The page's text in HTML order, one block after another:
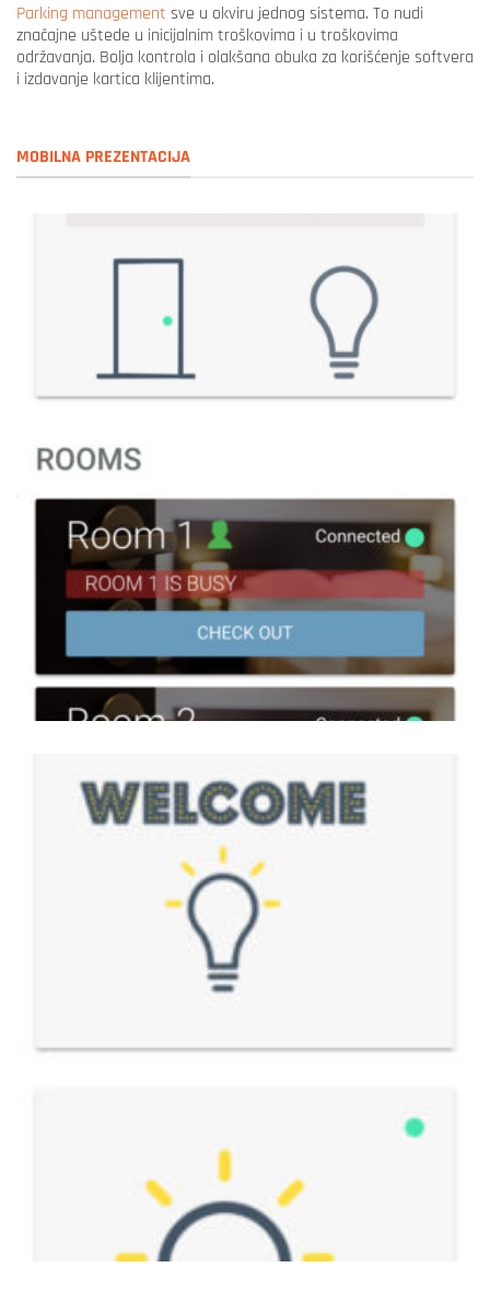
Parking management sve u okviru jednog sistema. To nudi
značajne uštede u inicijalnim troškovima i u troškovima
održavanja. Bolja kontrola i olakšana obuka za korišćenje softvera
i izdavanje kartica klijentima.
MOBILNA PREZENTACIJA